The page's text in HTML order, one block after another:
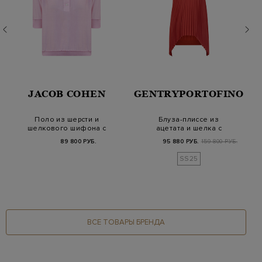
JACOB COHEN
Поло из шерсти и
шелкового шифона с
вышитым логотипом
89 800 РУБ.
GENTRYPORTOFINO
Блуза-плиссе из
ацетата и шелка с
трикотажным воротом
95 880 РУБ. 159 800 РУБ.
SS25
ВСЕ ТОВАРЫ БРЕНДА